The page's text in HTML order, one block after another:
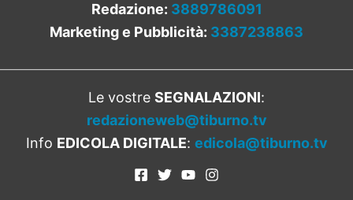
Redazione: 3889786091
Marketing e Pubblicità: 3387238863
Le vostre SEGNALAZIONI:
redazioneweb@tiburno.tv
Info EDICOLA DIGITALE: edicola@tiburno.tv